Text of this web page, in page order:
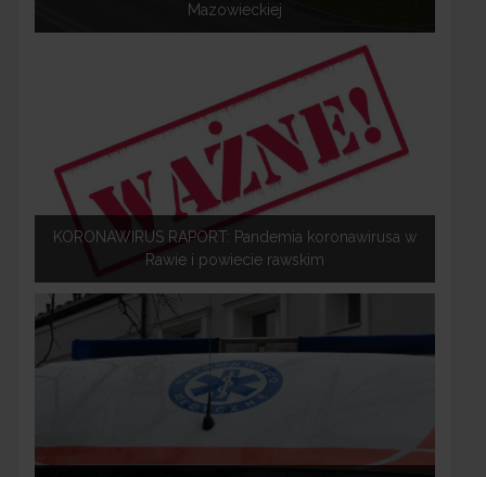
Mazowieckiej
KORONAWIRUS RAPORT: Pandemia koronawirusa w
Rawie i powiecie rawskim